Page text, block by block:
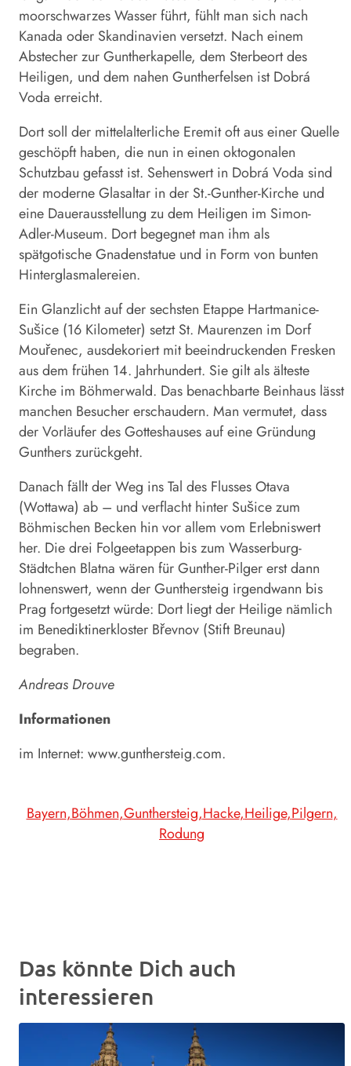
moorschwarzes Wasser führt, fühlt man sich nach
Kanada oder Skandinavien versetzt. Nach einem
Abstecher zur Guntherkapelle, dem Sterbeort des
Heiligen, und dem nahen Guntherfelsen ist Dobrá
Voda erreicht.
Dort soll der mittelalterliche Eremit oft aus einer Quelle
geschöpft haben, die nun in einen oktogonalen
Schutzbau gefasst ist. Sehenswert in Dobrá Voda sind
der moderne Glas­altar in der St.-Gunther-Kirche und
eine Dauerausstellung zu dem Heiligen im Simon-
Adler-Museum. Dort begegnet man ihm als
spätgotische Gnadenstatue und in Form von bunten
Hinterglasmalereien.
Ein Glanzlicht auf der sechsten Etappe Hartmanice-
Sušice (16 Kilometer) setzt St. Maurenzen im Dorf
Mouřenec, ausdekoriert mit beeindruckenden Fresken
aus dem frühen 14. Jahrhundert. Sie gilt als älteste
Kirche im Böhmerwald. Das benachbarte Beinhaus lässt
manchen Besucher erschaudern. Man vermutet, dass
der Vorläufer des Gotteshauses auf eine Gründung
Gunthers zurückgeht.
Danach fällt der Weg ins Tal des Flusses Otava
(Wottawa) ab – und verflacht hinter Sušice zum
Böhmischen Becken hin vor allem vom Erlebniswert
her. Die drei Folge­etappen bis zum Wasserburg-
Städtchen Blatna wären für Gunther-Pilger erst dann
lohnenswert, wenn der Gunthersteig irgendwann bis
Prag fortgesetzt würde: Dort liegt der Heilige nämlich
im Benediktinerkloster Břevnov (Stift Breunau)
begraben.
Andreas Drouve
Informationen
im Internet: www.gunthersteig.com.
Bayern Böhmen Gunthersteig Hacke Heilige Pilgern
Rodung
Das könnte Dich auch
interessieren